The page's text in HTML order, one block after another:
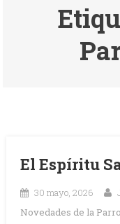
El Espíritu
30 mayo, 2026
Novedades de la